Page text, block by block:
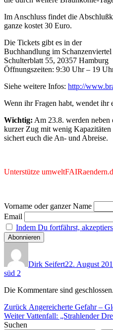
Im Anschluss findet die
ganze kostet 30 Euro.
Die Tickets gibt es in der
Buchhandlung im Schanzenviertel
Schulterblatt 55, 20357 Hamburg
Öffnungszeiten: 9:30 Uhr – 19
Siehe weitere Infos: http://
Wenn ihr Fragen habt, wendet ihr
Wichtig: Am 23.8. werden neben
kurzer Zug mit wenig
sichert euch die An- und Abreise.
Unterstütze
Vorname oder ganzer Name
Email
Indem Du fortfährst,
Dirk Seifert22. August
süd 2
Die Kommentare sind geschlossen.
Beitragsnavigation
Zurück Vorheriger
Beitrag:
Angereicherte Gefahr –
Weiter Nächster
Beitrag:
Vattenfall: „Strahlender
Suchen